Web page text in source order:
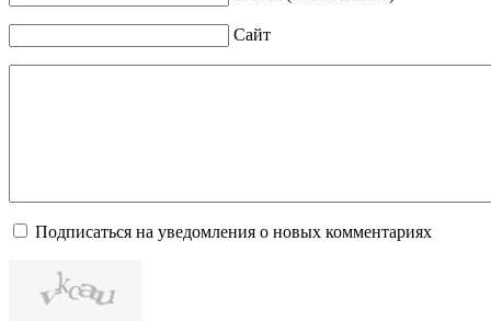
Сайт
Подписаться на уведомления о новых комментариях